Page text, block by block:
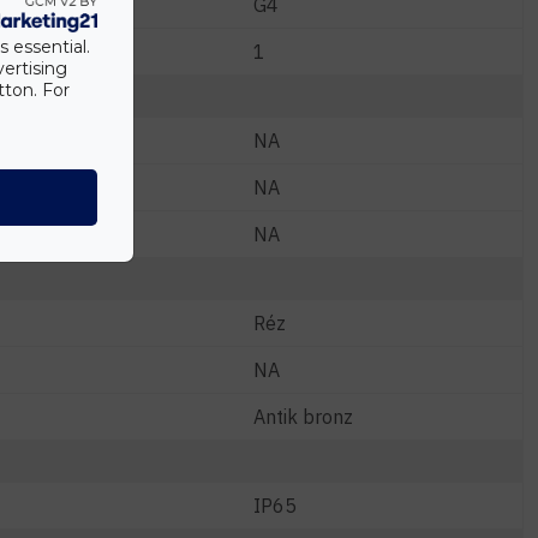
G4
1
NA
NA
NA
Réz
NA
Antik bronz
IP65
essential.
For